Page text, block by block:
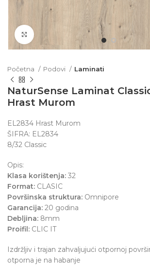
Click to enlarge
Početna Podovi Laminati
NaturSense Laminat
Hrast Murom
EL2834 Hrast Murom
ŠIFRA: EL2834
8/32 Classic
Opis:
Klasa korištenja: 32
Format: CLASIC
Površinska struktura: Omnipore
Garancija: 20 godina
Debljina: 8mm
Proifil: CLIC IT
Izdržljiv i trajan zahvaljujući otpornoj
otporna je na habanje